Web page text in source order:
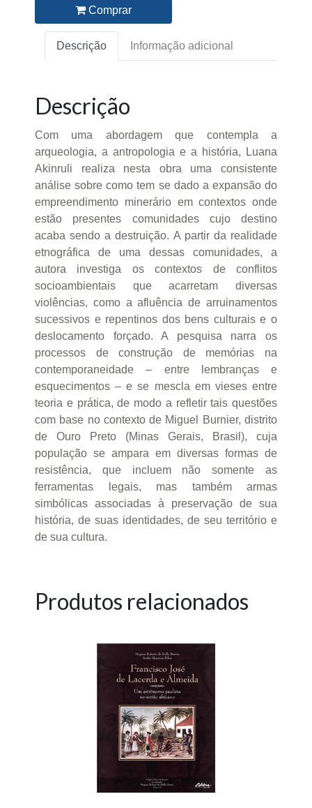
Comprar
Descrição Informação adicional
Descrição
Com uma abordagem que contempla a
arqueologia, a antropologia e a história, Luana
Akinruli realiza nesta obra uma consistente
análise sobre como tem se dado a expansão do
empreendimento minerário em contextos onde
estão presentes comunidades cujo destino
acaba sendo a destruição. A partir da realidade
etnográfica de uma dessas comunidades, a
autora investiga os contextos de conflitos
socioambientais que acarretam diversas
violências, como a afluência de arruinamentos
sucessivos e repentinos dos bens culturais e o
deslocamento forçado. A pesquisa narra os
processos de construção de memórias na
contemporaneidade – entre lembranças e
esquecimentos – e se mescla em vieses entre
teoria e prática, de modo a refletir tais questões
com base no contexto de Miguel Burnier, distrito
de Ouro Preto (Minas Gerais, Brasil), cuja
população se ampara em diversas formas de
resistência, que incluem não somente as
ferramentas legais, mas também armas
simbólicas associadas à preservação de sua
história, de suas identidades, de seu território e
de sua cultura.
Produtos relacionados